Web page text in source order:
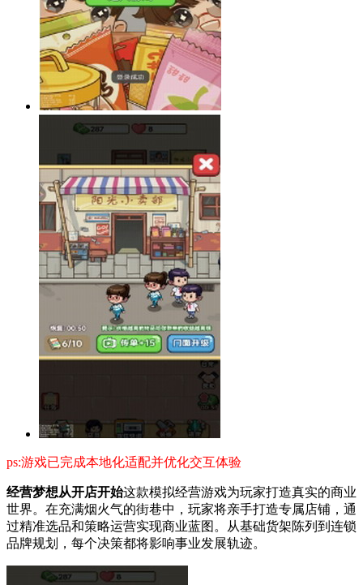
ps:游戏已完成本地化适配并优化交互体验
经营梦想从开店开始这款模拟经营游戏为玩家打造真实的商业
世界。在充满烟火气的街巷中，玩家将亲手打造专属店铺，通
过精准选品和策略运营实现商业蓝图。从基础货架陈列到连锁
品牌规划，每个决策都将影响事业发展轨迹。